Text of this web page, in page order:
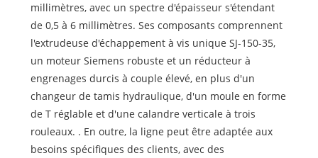
millimètres, avec un spectre d'épaisseur s'étendant
de 0,5 à 6 millimètres. Ses composants comprennent
l'extrudeuse d'échappement à vis unique SJ-150-35,
un moteur Siemens robuste et un réducteur à
engrenages durcis à couple élevé, en plus d'un
changeur de tamis hydraulique, d'un moule en forme
de T réglable et d'une calandre verticale à trois
rouleaux. . En outre, la ligne peut être adaptée aux
besoins spécifiques des clients, avec des